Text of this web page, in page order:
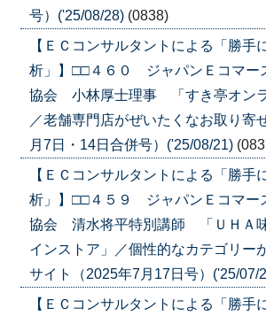
号）('25/08/28) (0838)
【ＥＣコンサルタントによる「勝手
析」】□□４６０ ジャパンＥコマー
協会 小林厚士理事 「すき亭オンラ
／老舗専門店がぜいたくなお取り寄
月7日・14日合併号）('25/08/21)
【ＥＣコンサルタントによる「勝手
析」】□□４５９ ジャパンＥコマー
協会 清水将平特別講師 「ＵＨＡ
インストア」／個性的なカテゴリー
サイト（2025年7月17日号）('25/07/
【ＥＣコンサルタントによる「勝手